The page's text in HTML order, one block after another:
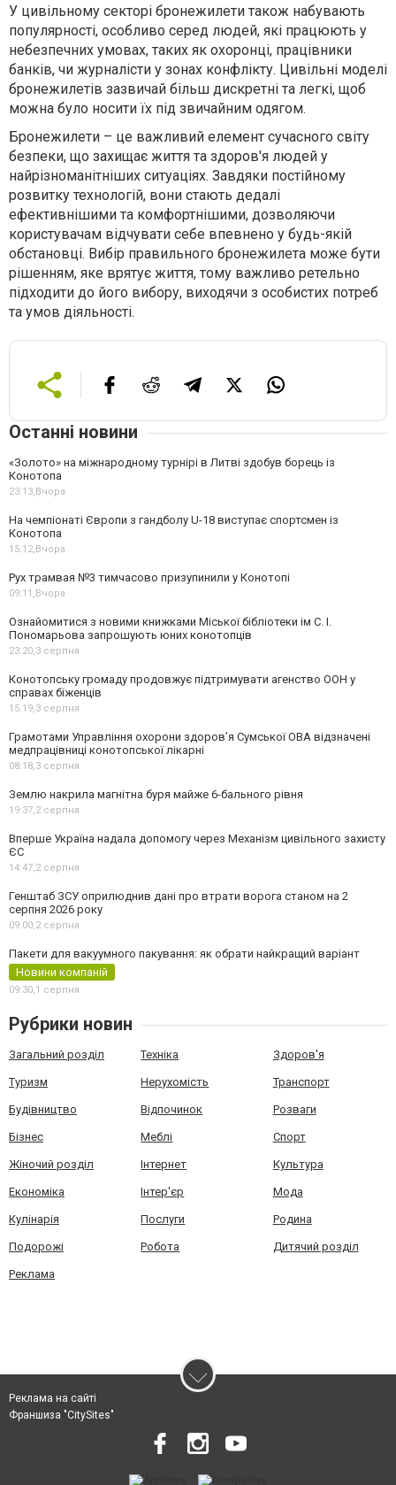
У цивільному секторі бронежилети також набувають
популярності, особливо серед людей, які працюють у
небезпечних умовах, таких як охоронці, працівники
банків, чи журналісти у зонах конфлікту. Цивільні моделі
бронежилетів зазвичай більш дискретні та легкі, щоб
можна було носити їх під звичайним одягом.
Бронежилети – це важливий елемент сучасного світу
безпеки, що захищає життя та здоров'я людей у
найрізноманітніших ситуаціях. Завдяки постійному
розвитку технологій, вони стають дедалі
ефективнішими та комфортнішими, дозволяючи
користувачам відчувати себе впевнено у будь-якій
обстановці. Вибір правильного бронежилета може бути
рішенням, яке врятує життя, тому важливо ретельно
підходити до його вибору, виходячи з особистих потреб
та умов діяльності.
Останні новини
«Золото» на міжнародному турнірі в Литві здобув борець із
Конотопа
23:13,Вчора
На чемпіонаті Європи з гандболу U-18 виступає спортсмен із
Конотопа
15:12,Вчора
Рух трамвая №3 тимчасово призупинили у Конотопі
09:11,Вчора
Ознайомитися з новими книжками Міської бібліотеки ім С. І.
Пономарьова запрошують юних конотопців
23:20,3 серпня
Конотопську громаду продовжує підтримувати агенство ООН у
справах біженців
15:19,3 серпня
Грамотами Управління охорони здоров’я Сумської ОВА відзначені
медпрацівниці конотопської лікарні
08:18,3 серпня
Землю накрила магнітна буря майже 6-бального рівня
19:37,2 серпня
Вперше Україна надала допомогу через Механізм цивільного захисту
ЄС
14:47,2 серпня
Генштаб ЗСУ оприлюднив дані про втрати ворога станом на 2
серпня 2026 року
09:00,2 серпня
Пакети для вакуумного пакування: як обрати найкращий варіант
Новини компаній
09:30,1 серпня
Рубрики новин
Загальний розділ Техніка Здоров'я
Туризм Нерухомість Транспорт
Будівництво Відпочинок Розваги
Бізнес Меблі Спорт
Жіночий розділ Інтернет Культура
Економіка Інтер'єр Мода
Кулінарія Послуги Родина
Подорожі Робота Дитячий розділ
Реклама
Реклама на сайті
Франшиза "CitySites"